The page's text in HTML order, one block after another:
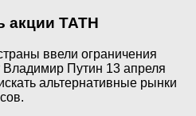
акции ТАТН
ввели ограничения
Владимир Путин 13 апреля
альтернативные рынки